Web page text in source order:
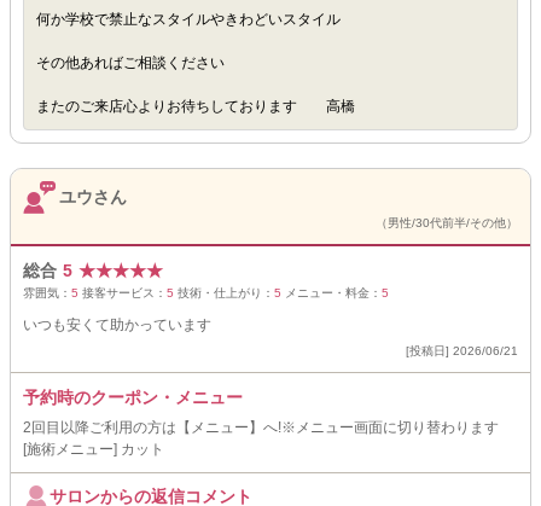
何か学校で禁止なスタイルやきわどいスタイル
その他あればご相談ください
またのご来店心よりお待ちしております 高橋
ユウさん
（男性/30代前半/その他）
総合 5 ★★★★★
雰囲気： 5 接客サービス： 5 技術・仕上がり： 5 メニュー・料金： 5
いつも安くて助かっています
[投稿日] 2026/06/21
予約時のクーポン・メニュー
2回目以降ご利用の方は【メニュー】へ!※メニュー画面に切り替わります
[施術メニュー] カット
サロンからの返信コメント